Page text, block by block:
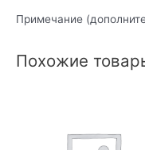
Примечание
Похожие